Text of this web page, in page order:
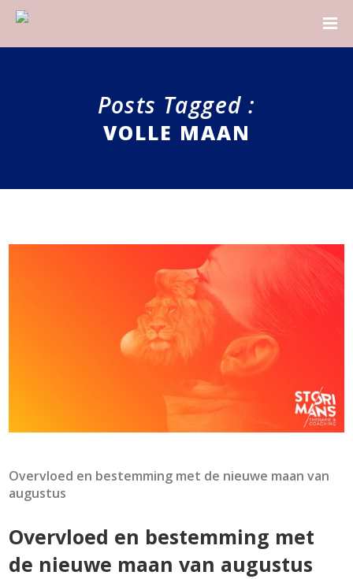
Posts Tagged :
VOLLE MAAN
Overvloed en bestemming met de nieuwe maan van
augustus
Overvloed en bestemming met
de nieuwe maan van augustus